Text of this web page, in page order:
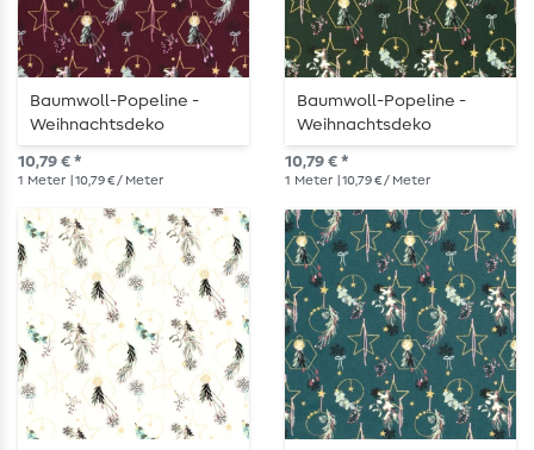
Baumwoll-Popeline -
Weihnachtsdeko
Bordeaux Gold
10,79 € *
1 Meter | 10,79 € / Meter
Baumwoll-Popeline -
Weihnachtsdeko
Dunkelgrün Gold
10,79 € *
1 Meter | 10,79 € / Meter